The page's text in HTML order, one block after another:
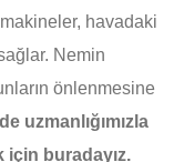
havadaki
Nemin
önlenmesine
uzmanlığımızla
buradayız.